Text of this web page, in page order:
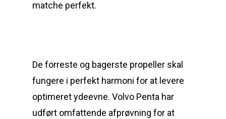
matche perfekt.
De forreste og bagerste propeller skal
fungere i perfekt harmoni for at levere
optimeret ydeevne. Volvo Penta har
udført omfattende afprøvning for at